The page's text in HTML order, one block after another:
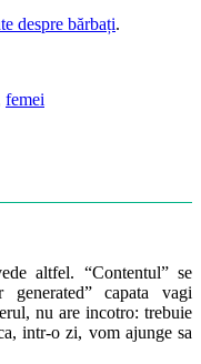
despre bărbați.
femei
altfel. “Contentul” se
generated” capata vagi
nu are incotro: trebuie
intr-o zi, vom ajunge sa